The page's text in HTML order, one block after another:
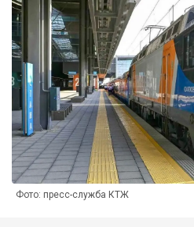
Фото: пресс-служба КТЖ